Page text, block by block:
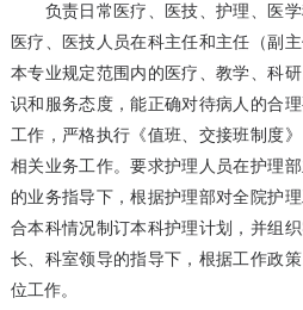
负责日常医疗、医技、护理、医学
医疗、医技人员在科主任和主任（副
本专业规定范围内的医疗、教学、科
识和服务态度，能正确对待病人的合
工作，严格执行《值班、交接班制度
相关业务工作。要求护理人员在护理
的业务指导下，根据护理部对全院护
合本科情况制订本科护理计划，并组
长、科室领导的指导下，根据工作政
位工作。